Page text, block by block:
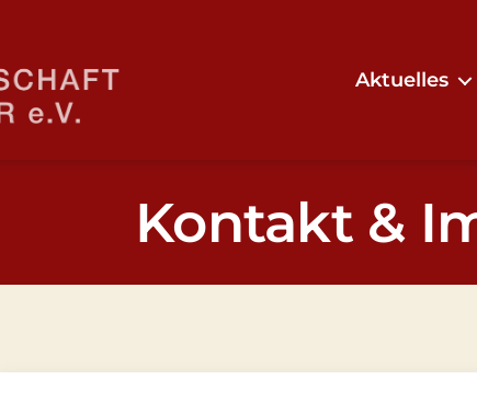
Aktuelles
Kontakt &